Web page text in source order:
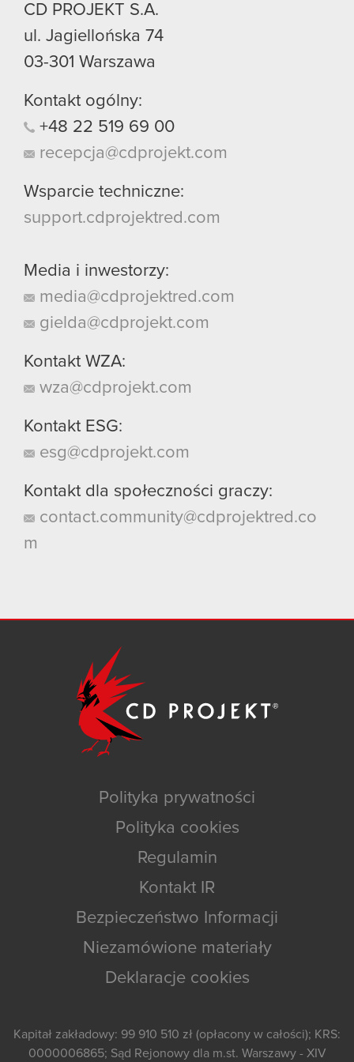
CD PROJEKT S.A.
ul. Jagiellońska 74
03-301 Warszawa
Kontakt ogólny:
+48 22 519 69 00
recepcja@cdprojekt.com
Wsparcie techniczne:
support.cdprojektred.com
Media i inwestorzy:
media@cdprojektred.com
gielda@cdprojekt.com
Kontakt WZA:
wza@cdprojekt.com
Kontakt ESG:
esg@cdprojekt.com
Kontakt dla społeczności graczy:
contact.community@cdprojektred.co
m
Polityka prywatności
Polityka cookies
Regulamin
Kontakt IR
Bezpieczeństwo Informacji
Niezamówione materiały
Deklaracje cookies
Kapitał zakładowy: 99 910 510 zł (opłacony w całości); KRS:
0000006865; Sąd Rejonowy dla m.st. Warszawy - XIV